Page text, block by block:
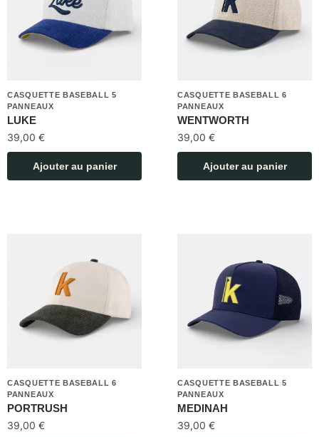
CASQUETTE BASEBALL 5
PANNEAUX
LUKE
39,00 €
Ajouter au panier
CASQUETTE BASEBALL 6
PANNEAUX
WENTWORTH
39,00 €
Ajouter au panier
CASQUETTE BASEBALL 6
PANNEAUX
PORTRUSH
39,00 €
CASQUETTE BASEBALL 5
PANNEAUX
MEDINAH
39,00 €